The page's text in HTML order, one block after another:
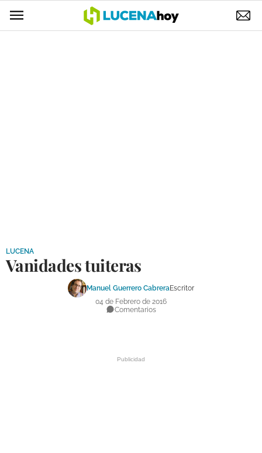
DEPORTES
COMPETICIONES
LUCENA
Vanidades tuiteras
Manuel Guerrero CabreraEscritor
04 de Febrero de 2016
Comentarios